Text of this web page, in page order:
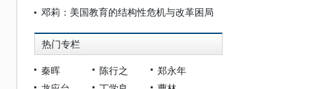
邓莉：美国教育的结构性危机与改革困局
热门专栏
秦晖 陈行之
郑永年